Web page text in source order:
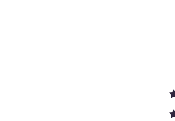
använder USB-enhet, mus, tangentbord,